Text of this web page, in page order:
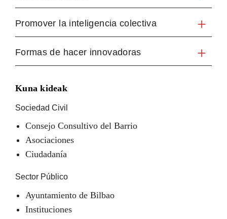
Promover la inteligencia colectiva
Formas de hacer innovadoras
Kuna kideak
Sociedad Civil
Consejo Consultivo del Barrio
Asociaciones
Ciudadanía
Sector Público
Ayuntamiento de Bilbao
Instituciones